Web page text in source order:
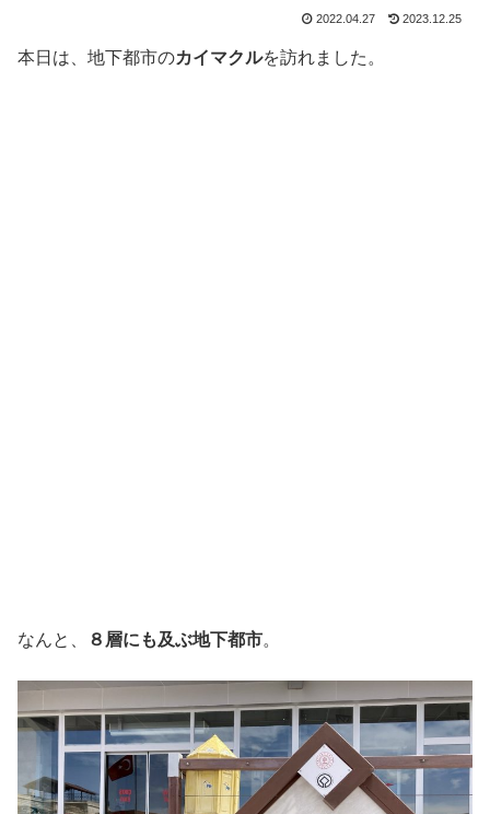
2022.04.27 2023.12.25
本日は、地下都市のカイマクルを訪れました。
なんと、 ８層にも及ぶ地下都市。